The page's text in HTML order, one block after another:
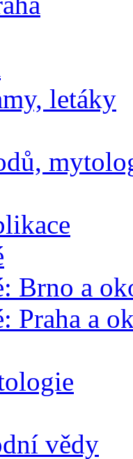
letáky
Brno a
Praha a
vědy